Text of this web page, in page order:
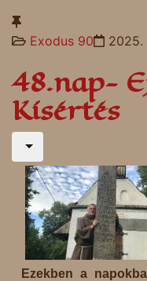
Exodus 90 2025.
48.nap-
Kísértés
Ezekben a